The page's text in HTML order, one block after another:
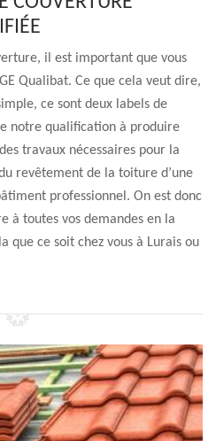
il est important que vous
Qualibat. Ce que cela veut dire,
ce sont deux labels de
notre qualification à produire
travaux nécessaires pour la
revêtement de la toiture d’une
professionnel. On est donc
à toutes vos demandes en la
que ce soit chez vous à Lurais ou